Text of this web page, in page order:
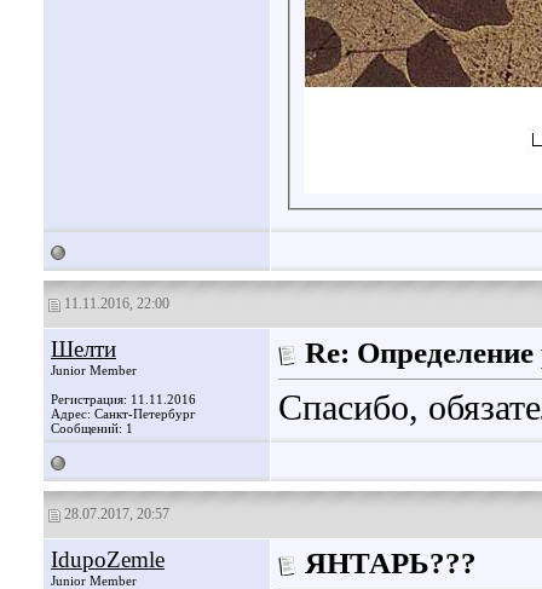
11.11.2016, 22:00
Шелти
Junior Member
Регистрация: 11.11.2016
Адрес: Санкт-Петербург
Сообщений: 1
Re:
Спасибо,
28.07.2017, 20:57
IdupoZemle
Junior Member
ЯНТАРЬ???